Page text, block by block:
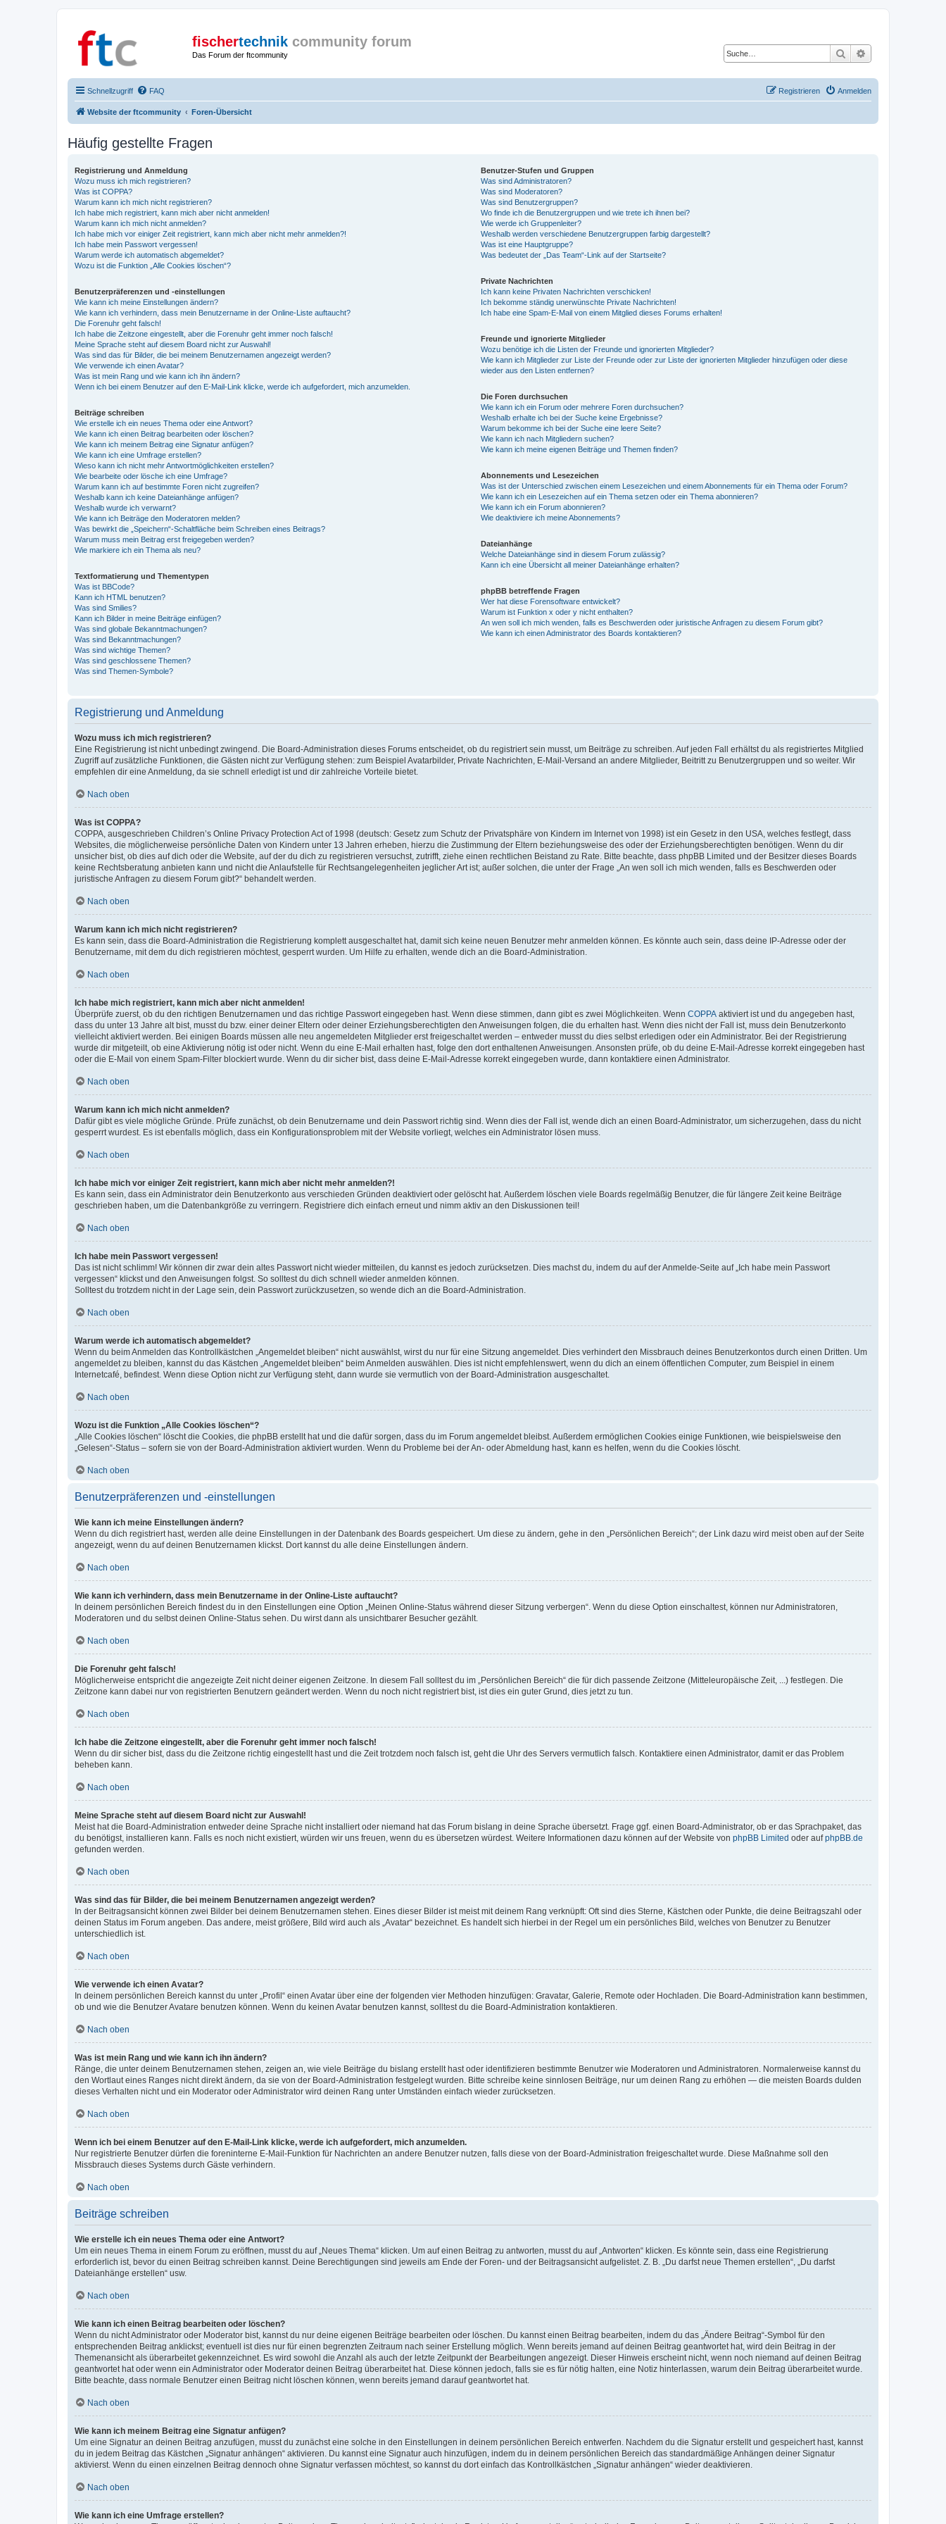
fischertechnik community forum
Das Forum der ftcommunity Suche
Schnellzugriff FAQ Anmelden
Registrieren
Website der ftcommunity Foren-Übersicht
Häufig gestellte Fragen
Registrierung und Anmeldung
Wozu muss ich mich registrieren?
Was ist COPPA?
Warum kann ich mich nicht registrieren?
Ich habe mich registriert, kann mich aber nicht anmelden!
Warum kann ich mich nicht anmelden?
Ich habe mich vor einiger Zeit registriert, kann mich aber nicht mehr anmelden?!
Ich habe mein Passwort vergessen!
Warum werde ich automatisch abgemeldet?
Wozu ist die Funktion „Alle Cookies löschen“?
Benutzerpräferenzen und -einstellungen
Wie kann ich meine Einstellungen ändern?
Wie kann ich verhindern, dass mein Benutzername in der Online-Liste auftaucht?
Die Forenuhr geht falsch!
Ich habe die Zeitzone eingestellt, aber die Forenuhr geht immer noch falsch!
Meine Sprache steht auf diesem Board nicht zur Auswahl!
Was sind das für Bilder, die bei meinem Benutzernamen angezeigt werden?
Wie verwende ich einen Avatar?
Was ist mein Rang und wie kann ich ihn ändern?
Wenn ich bei einem Benutzer auf den E-Mail-Link klicke, werde ich aufgefordert, mich anzumelden.
Beiträge schreiben
Wie erstelle ich ein neues Thema oder eine Antwort?
Wie kann ich einen Beitrag bearbeiten oder löschen?
Wie kann ich meinem Beitrag eine Signatur anfügen?
Wie kann ich eine Umfrage erstellen?
Wieso kann ich nicht mehr Antwortmöglichkeiten erstellen?
Wie bearbeite oder lösche ich eine Umfrage?
Warum kann ich auf bestimmte Foren nicht zugreifen?
Weshalb kann ich keine Dateianhänge anfügen?
Weshalb wurde ich verwarnt?
Wie kann ich Beiträge den Moderatoren melden?
Was bewirkt die „Speichern“-Schaltfläche beim Schreiben eines Beitrags?
Warum muss mein Beitrag erst freigegeben werden?
Wie markiere ich ein Thema als neu?
Textformatierung und Thementypen
Was ist BBCode?
Kann ich HTML benutzen?
Was sind Smilies?
Kann ich Bilder in meine Beiträge einfügen?
Was sind globale Bekanntmachungen?
Was sind Bekanntmachungen?
Was sind wichtige Themen?
Was sind geschlossene Themen?
Was sind Themen-Symbole?
Benutzer-Stufen und Gruppen
Was sind Administratoren?
Was sind Moderatoren?
Was sind Benutzergruppen?
Wo finde ich die Benutzergruppen und wie trete ich ihnen bei?
Wie werde ich Gruppenleiter?
Weshalb werden verschiedene Benutzergruppen farbig dargestellt?
Was ist eine Hauptgruppe?
Was bedeutet der „Das Team“-Link auf der Startseite?
Private Nachrichten
Ich kann keine Privaten Nachrichten verschicken!
Ich bekomme ständig unerwünschte Private Nachrichten!
Ich habe eine Spam-E-Mail von einem Mitglied dieses Forums erhalten!
Freunde und ignorierte Mitglieder
Wozu benötige ich die Listen der Freunde und ignorierten Mitglieder?
Wie kann ich Mitglieder zur Liste der Freunde oder zur Liste der ignorierten Mitglieder hinzufügen oder diese
wieder aus den Listen entfernen?
Die Foren durchsuchen
Wie kann ich ein Forum oder mehrere Foren durchsuchen?
Weshalb erhalte ich bei der Suche keine Ergebnisse?
Warum bekomme ich bei der Suche eine leere Seite?
Wie kann ich nach Mitgliedern suchen?
Wie kann ich meine eigenen Beiträge und Themen finden?
Abonnements und Lesezeichen
Was ist der Unterschied zwischen einem Lesezeichen und einem Abonnements für ein Thema oder Forum?
Wie kann ich ein Lesezeichen auf ein Thema setzen oder ein Thema abonnieren?
Wie kann ich ein Forum abonnieren?
Wie deaktiviere ich meine Abonnements?
Dateianhänge
Welche Dateianhänge sind in diesem Forum zulässig?
Kann ich eine Übersicht all meiner Dateianhänge erhalten?
phpBB betreffende Fragen
Wer hat diese Forensoftware entwickelt?
Warum ist Funktion x oder y nicht enthalten?
An wen soll ich mich wenden, falls es Beschwerden oder juristische Anfragen zu diesem Forum gibt?
Wie kann ich einen Administrator des Boards kontaktieren?
Registrierung und Anmeldung
Wozu muss ich mich registrieren?
Eine Registrierung ist nicht unbedingt zwingend. Die Board-Administration dieses Forums entscheidet, ob du registriert sein musst, um Beiträge zu schreiben. Auf jeden Fall erhältst du als registriertes Mitglied
Zugriff auf zusätzliche Funktionen, die Gästen nicht zur Verfügung stehen: zum Beispiel Avatarbilder, Private Nachrichten, E-Mail-Versand an andere Mitglieder, Beitritt zu Benutzergruppen und so weiter. Wir
empfehlen dir eine Anmeldung, da sie schnell erledigt ist und dir zahlreiche Vorteile bietet.
Nach oben
Was ist COPPA?
COPPA, ausgeschrieben Children’s Online Privacy Protection Act of 1998 (deutsch: Gesetz zum Schutz der Privatsphäre von Kindern im Internet von 1998) ist ein Gesetz in den USA, welches festlegt, dass
Websites, die möglicherweise persönliche Daten von Kindern unter 13 Jahren erheben, hierzu die Zustimmung der Eltern beziehungsweise des oder der Erziehungsberechtigten benötigen. Wenn du dir
unsicher bist, ob dies auf dich oder die Website, auf der du dich zu registrieren versuchst, zutrifft, ziehe einen rechtlichen Beistand zu Rate. Bitte beachte, dass phpBB Limited und der Besitzer dieses Boards
keine Rechtsberatung anbieten kann und nicht die Anlaufstelle für Rechtsangelegenheiten jeglicher Art ist; außer solchen, die unter der Frage „An wen soll ich mich wenden, falls es Beschwerden oder
juristische Anfragen zu diesem Forum gibt?“ behandelt werden.
Nach oben
Warum kann ich mich nicht registrieren?
Es kann sein, dass die Board-Administration die Registrierung komplett ausgeschaltet hat, damit sich keine neuen Benutzer mehr anmelden können. Es könnte auch sein, dass deine IP-Adresse oder der
Benutzername, mit dem du dich registrieren möchtest, gesperrt wurden. Um Hilfe zu erhalten, wende dich an die Board-Administration.
Nach oben
Ich habe mich registriert, kann mich aber nicht anmelden!
Überprüfe zuerst, ob du den richtigen Benutzernamen und das richtige Passwort eingegeben hast. Wenn diese stimmen, dann gibt es zwei Möglichkeiten. Wenn COPPA aktiviert ist und du angegeben hast,
dass du unter 13 Jahre alt bist, musst du bzw. einer deiner Eltern oder deiner Erziehungsberechtigten den Anweisungen folgen, die du erhalten hast. Wenn dies nicht der Fall ist, muss dein Benutzerkonto
vielleicht aktiviert werden. Bei einigen Boards müssen alle neu angemeldeten Mitglieder erst freigeschaltet werden – entweder musst du dies selbst erledigen oder ein Administrator. Bei der Registrierung
wurde dir mitgeteilt, ob eine Aktivierung nötig ist oder nicht. Wenn du eine E-Mail erhalten hast, folge den dort enthaltenen Anweisungen. Ansonsten prüfe, ob du deine E-Mail-Adresse korrekt eingegeben hast
oder die E-Mail von einem Spam-Filter blockiert wurde. Wenn du dir sicher bist, dass deine E-Mail-Adresse korrekt eingegeben wurde, dann kontaktiere einen Administrator.
Nach oben
Warum kann ich mich nicht anmelden?
Dafür gibt es viele mögliche Gründe. Prüfe zunächst, ob dein Benutzername und dein Passwort richtig sind. Wenn dies der Fall ist, wende dich an einen Board-Administrator, um sicherzugehen, dass du nicht
gesperrt wurdest. Es ist ebenfalls möglich, dass ein Konfigurationsproblem mit der Website vorliegt, welches ein Administrator lösen muss.
Nach oben
Ich habe mich vor einiger Zeit registriert, kann mich aber nicht mehr anmelden?!
Es kann sein, dass ein Administrator dein Benutzerkonto aus verschieden Gründen deaktiviert oder gelöscht hat. Außerdem löschen viele Boards regelmäßig Benutzer, die für längere Zeit keine Beiträge
geschrieben haben, um die Datenbankgröße zu verringern. Registriere dich einfach erneut und nimm aktiv an den Diskussionen teil!
Nach oben
Ich habe mein Passwort vergessen!
Das ist nicht schlimm! Wir können dir zwar dein altes Passwort nicht wieder mitteilen, du kannst es jedoch zurücksetzen. Dies machst du, indem du auf der Anmelde-Seite auf „Ich habe mein Passwort
vergessen“ klickst und den Anweisungen folgst. So solltest du dich schnell wieder anmelden können.
Solltest du trotzdem nicht in der Lage sein, dein Passwort zurückzusetzen, so wende dich an die Board-Administration.
Nach oben
Warum werde ich automatisch abgemeldet?
Wenn du beim Anmelden das Kontrollkästchen „Angemeldet bleiben“ nicht auswählst, wirst du nur für eine Sitzung angemeldet. Dies verhindert den Missbrauch deines Benutzerkontos durch einen Dritten. Um
angemeldet zu bleiben, kannst du das Kästchen „Angemeldet bleiben“ beim Anmelden auswählen. Dies ist nicht empfehlenswert, wenn du dich an einem öffentlichen Computer, zum Beispiel in einem
Internetcafé, befindest. Wenn diese Option nicht zur Verfügung steht, dann wurde sie vermutlich von der Board-Administration ausgeschaltet.
Nach oben
Wozu ist die Funktion „Alle Cookies löschen“?
„Alle Cookies löschen“ löscht die Cookies, die phpBB erstellt hat und die dafür sorgen, dass du im Forum angemeldet bleibst. Außerdem ermöglichen Cookies einige Funktionen, wie beispielsweise den
„Gelesen“-Status – sofern sie von der Board-Administration aktiviert wurden. Wenn du Probleme bei der An- oder Abmeldung hast, kann es helfen, wenn du die Cookies löscht.
Nach oben
Benutzerpräferenzen und -einstellungen
Wie kann ich meine Einstellungen ändern?
Wenn du dich registriert hast, werden alle deine Einstellungen in der Datenbank des Boards gespeichert. Um diese zu ändern, gehe in den „Persönlichen Bereich“; der Link dazu wird meist oben auf der Seite
angezeigt, wenn du auf deinen Benutzernamen klickst. Dort kannst du alle deine Einstellungen ändern.
Nach oben
Wie kann ich verhindern, dass mein Benutzername in der Online-Liste auftaucht?
In deinem persönlichen Bereich findest du in den Einstellungen eine Option „Meinen Online-Status während dieser Sitzung verbergen“. Wenn du diese Option einschaltest, können nur Administratoren,
Moderatoren und du selbst deinen Online-Status sehen. Du wirst dann als unsichtbarer Besucher gezählt.
Nach oben
Die Forenuhr geht falsch!
Möglicherweise entspricht die angezeigte Zeit nicht deiner eigenen Zeitzone. In diesem Fall solltest du im „Persönlichen Bereich“ die für dich passende Zeitzone (Mitteleuropäische Zeit, ...) festlegen. Die
Zeitzone kann dabei nur von registrierten Benutzern geändert werden. Wenn du noch nicht registriert bist, ist dies ein guter Grund, dies jetzt zu tun.
Nach oben
Ich habe die Zeitzone eingestellt, aber die Forenuhr geht immer noch falsch!
Wenn du dir sicher bist, dass du die Zeitzone richtig eingestellt hast und die Zeit trotzdem noch falsch ist, geht die Uhr des Servers vermutlich falsch. Kontaktiere einen Administrator, damit er das Problem
beheben kann.
Nach oben
Meine Sprache steht auf diesem Board nicht zur Auswahl!
Meist hat die Board-Administration entweder deine Sprache nicht installiert oder niemand hat das Forum bislang in deine Sprache übersetzt. Frage ggf. einen Board-Administrator, ob er das Sprachpaket, das
du benötigst, installieren kann. Falls es noch nicht existiert, würden wir uns freuen, wenn du es übersetzen würdest. Weitere Informationen dazu können auf der Website von phpBB Limited oder aufphpBB.de
gefunden werden.
Nach oben
Was sind das für Bilder, die bei meinem Benutzernamen angezeigt werden?
In der Beitragsansicht können zwei Bilder bei deinem Benutzernamen stehen. Eines dieser Bilder ist meist mit deinem Rang verknüpft: Oft sind dies Sterne, Kästchen oder Punkte, die deine Beitragszahl oder
deinen Status im Forum angeben. Das andere, meist größere, Bild wird auch als „Avatar“ bezeichnet. Es handelt sich hierbei in der Regel um ein persönliches Bild, welches von Benutzer zu Benutzer
unterschiedlich ist.
Nach oben
Wie verwende ich einen Avatar?
In deinem persönlichen Bereich kannst du unter „Profil“ einen Avatar über eine der folgenden vier Methoden hinzufügen: Gravatar, Galerie, Remote oder Hochladen. Die Board-Administration kann bestimmen,
ob und wie die Benutzer Avatare benutzen können. Wenn du keinen Avatar benutzen kannst, solltest du die Board-Administration kontaktieren.
Nach oben
Was ist mein Rang und wie kann ich ihn ändern?
Ränge, die unter deinem Benutzernamen stehen, zeigen an, wie viele Beiträge du bislang erstellt hast oder identifizieren bestimmte Benutzer wie Moderatoren und Administratoren. Normalerweise kannst du
den Wortlaut eines Ranges nicht direkt ändern, da sie von der Board-Administration festgelegt wurden. Bitte schreibe keine sinnlosen Beiträge, nur um deinen Rang zu erhöhen — die meisten Boards dulden
dieses Verhalten nicht und ein Moderator oder Administrator wird deinen Rang unter Umständen einfach wieder zurücksetzen.
Nach oben
Wenn ich bei einem Benutzer auf den E-Mail-Link klicke, werde ich aufgefordert, mich anzumelden.
Nur registrierte Benutzer dürfen die foreninterne E-Mail-Funktion für Nachrichten an andere Benutzer nutzen, falls diese von der Board-Administration freigeschaltet wurde. Diese Maßnahme soll den
Missbrauch dieses Systems durch Gäste verhindern.
Nach oben
Beiträge schreiben
Wie erstelle ich ein neues Thema oder eine Antwort?
Um ein neues Thema in einem Forum zu eröffnen, musst du auf „Neues Thema“ klicken. Um auf einen Beitrag zu antworten, musst du auf „Antworten“ klicken. Es könnte sein, dass eine Registrierung
erforderlich ist, bevor du einen Beitrag schreiben kannst. Deine Berechtigungen sind jeweils am Ende der Foren- und der Beitragsansicht aufgelistet. Z. B. „Du darfst neue Themen erstellen“, „Du darfst
Dateianhänge erstellen“ usw.
Nach oben
Wie kann ich einen Beitrag bearbeiten oder löschen?
Wenn du nicht Administrator oder Moderator bist, kannst du nur deine eigenen Beiträge bearbeiten oder löschen. Du kannst einen Beitrag bearbeiten, indem du das „Ändere Beitrag“-Symbol für den
entsprechenden Beitrag anklickst; eventuell ist dies nur für einen begrenzten Zeitraum nach seiner Erstellung möglich. Wenn bereits jemand auf deinen Beitrag geantwortet hat, wird dein Beitrag in der
Themenansicht als überarbeitet gekennzeichnet. Es wird sowohl die Anzahl als auch der letzte Zeitpunkt der Bearbeitungen angezeigt. Dieser Hinweis erscheint nicht, wenn noch niemand auf deinen Beitrag
geantwortet hat oder wenn ein Administrator oder Moderator deinen Beitrag überarbeitet hat. Diese können jedoch, falls sie es für nötig halten, eine Notiz hinterlassen, warum dein Beitrag überarbeitet wurde.
Bitte beachte, dass normale Benutzer einen Beitrag nicht löschen können, wenn bereits jemand darauf geantwortet hat.
Nach oben
Wie kann ich meinem Beitrag eine Signatur anfügen?
Um eine Signatur an deinen Beitrag anzufügen, musst du zunächst eine solche in den Einstellungen in deinem persönlichen Bereich entwerfen. Nachdem du die Signatur erstellt und gespeichert hast, kannst
du in jedem Beitrag das Kästchen „Signatur anhängen“ aktivieren. Du kannst eine Signatur auch hinzufügen, indem du in deinem persönlichen Bereich das standardmäßige Anhängen deiner Signatur
aktivierst. Wenn du einen einzelnen Beitrag dennoch ohne Signatur verfassen möchtest, so kannst du dort einfach das Kontrollkästchen „Signatur anhängen“ wieder deaktivieren.
Nach oben
Wie kann ich eine Umfrage erstellen?